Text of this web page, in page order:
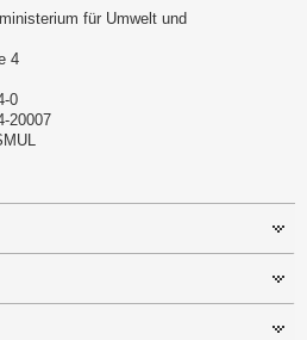
für Umwelt und
4
0
20007